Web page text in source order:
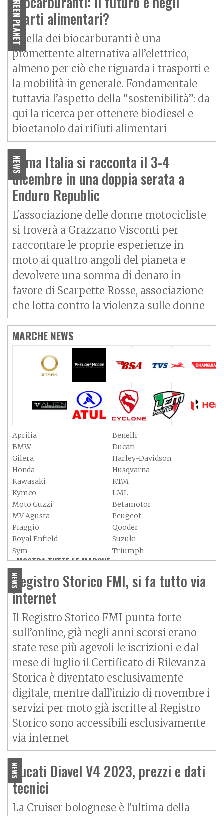
GREEN PLANET
scarti alimentari?
Quella dei biocarburanti è una
promettente alternativa all’elettrico,
almeno per ciò che riguarda i trasporti e
la mobilità in generale. Fondamentale
tuttavia l’aspetto della “sostenibilità”: da
qui la ricerca per ottenere biodiesel e
bioetanolo dai rifiuti alimentari
NEWS
Wima Italia si racconta il 3-4
dicembre in una doppia serata a
Enduro Republic
L'associazione delle donne motocicliste
si troverà a Grazzano Visconti per
raccontare le proprie esperienze in
moto ai quattro angoli del pianeta e
devolvere una somma di denaro in
favore di Scarpette Rosse, associazione
che lotta contro la violenza sulle donne
MARCHE NEWS
Aprilia
Benelli
BMW
Ducati
Gilera
Harley-Davidson
Honda
Husqvarna
Kawasaki
KTM
Kymco
LML
Moto Guzzi
Betamotor
MV Agusta
Peugeot
Piaggio
Qooder
Royal Enfield
Suzuki
Sym
Triumph
Vespa
Yamaha
Adiva
Adly
Aeon
Aspes
Axy
MOSTRA TUTTE LE MARCHE »
NEWS
Registro Storico FMI, si fa tutto via
internet
Il Registro Storico FMI punta forte
sull’online, già negli anni scorsi erano
state rese più agevoli le iscrizioni e dal
mese di luglio il Certificato di Rilevanza
Storica è diventato esclusivamente
digitale, mentre dall’inizio di novembre i
servizi per moto già iscritte al Registro
Storico sono accessibili esclusivamente
via internet
NEWS
Ducati Diavel V4 2023, prezzi e dati
tecnici
La Cruiser bolognese è l'ultima della